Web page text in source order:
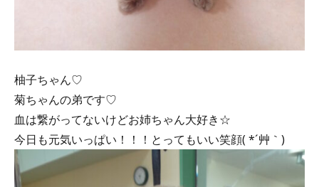
柚子ちゃん♡
菊ちゃんの弟です♡
血は繋がってないけどお姉ちゃん大好き☆
今日も元気いっぱい！！！とってもいい笑顔( *´艸｀)